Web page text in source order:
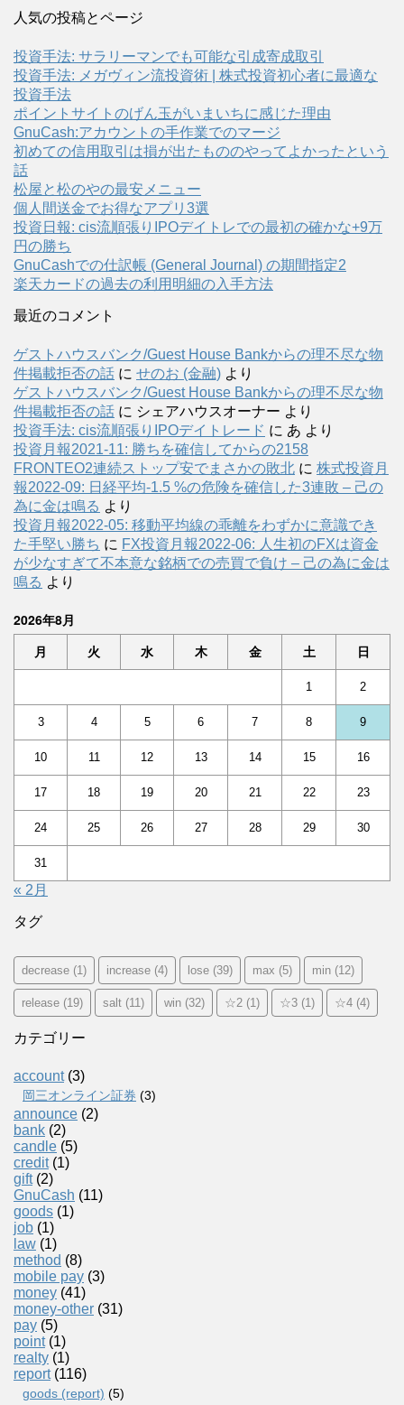
人気の投稿とページ
投資手法: サラリーマンでも可能な引成寄成取引
投資手法: メガヴィン流投資術 | 株式投資初心者に最適な
投資手法
ポイントサイトのげん玉がいまいちに感じた理由
GnuCash:アカウントの手作業でのマージ
初めての信用取引は損が出たもののやってよかったという
話
松屋と松のやの最安メニュー
個人間送金でお得なアプリ3選
投資日報: cis流順張りIPOデイトレでの最初の確かな+9万
円の勝ち
GnuCashでの仕訳帳 (General Journal) の期間指定2
楽天カードの過去の利用明細の入手方法
最近のコメント
ゲストハウスバンク/Guest House Bankからの理不尽な物
件掲載拒否の話 に せのお (金融) より
ゲストハウスバンク/Guest House Bankからの理不尽な物
件掲載拒否の話 に シェアハウスオーナー より
投資手法: cis流順張りIPOデイトレード に あ より
投資月報2021-11: 勝ちを確信してからの2158
FRONTEO2連続ストップ安でまさかの敗北 に 株式投資月
報2022-09: 日経平均-1.5 %の危険を確信した3連敗 – 己の
為に金は鳴る より
投資月報2022-05: 移動平均線の乖離をわずかに意識でき
た手堅い勝ち に FX投資月報2022-06: 人生初のFXは資金
が少なすぎて不本意な銘柄での売買で負け – 己の為に金は
鳴る より
2026年8月
月 火 水 木 金 土 日
1 2
3 4 5 6 7 8 9
10 11 12 13 14 15 16
17 18 19 20 21 22 23
24 25 26 27 28 29 30
31
« 2月
タグ
decrease (1) increase (4) lose (39) max (5) min (12)
release (19) salt (11) win (32) ☆2 (1) ☆3 (1) ☆4 (4)
カテゴリー
account(3)
岡三オンライン証券 (3)
announce (2)
bank (2)
candle (5)
credit(1)
gift(2)
GnuCash (11)
goods (1)
job (1)
law (1)
method (8)
mobile pay (3)
money (41)
money-other (31)
pay (5)
point(1)
realty (1)
report(116)
goods (report) (5)